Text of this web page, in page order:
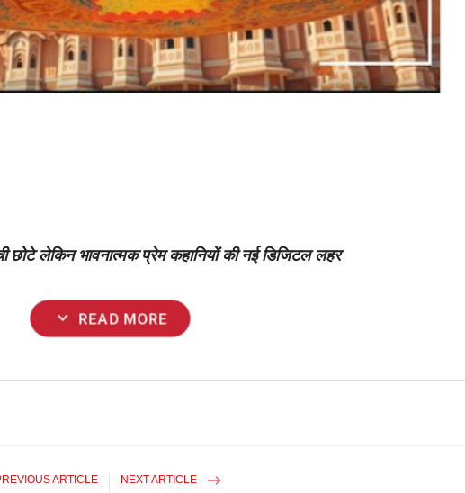
लेकिन भावनात्मक प्रेम कहानियों की नई डिजिटल लहर
expand_more READ MORE
ARTICLE NEXT ARTICLE